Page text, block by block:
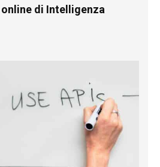
di Intelligenza